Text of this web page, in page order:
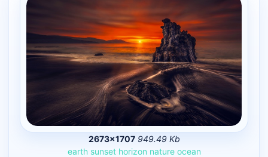
2673×1707 949.49 Kb
earth sunset horizon nature ocean